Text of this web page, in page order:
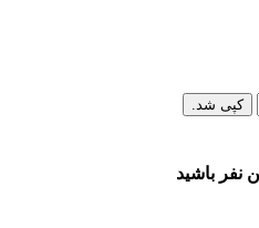
کپی شد.
نفر باشید